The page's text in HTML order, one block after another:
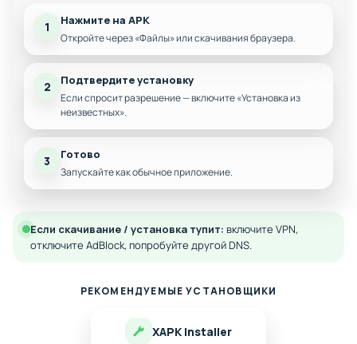
1 Нажмите на APK
Откройте через «Файлы» или скачивания браузера.
2 Подтвердите установку
Если спросит разрешение — включите «Установка из
неизвестных».
3 Готово
Запускайте как обычное приложение.
Если скачивание / установка тупит: включите VPN,
отключите AdBlock, попробуйте другой DNS.
РЕКОМЕНДУЕМЫЕ УСТАНОВЩИКИ
XAPK Installer